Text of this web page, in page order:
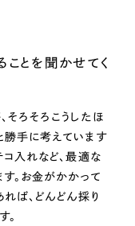
ことを聞かせてく
そろそろこうしたほ
勝手に考えています
コ入れなど、最適な
す。お金がかかって
れば、どんどん採り
。